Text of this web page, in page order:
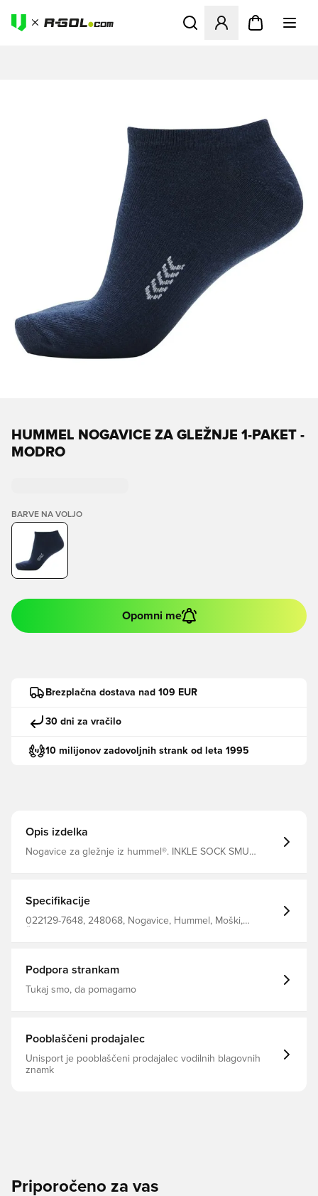
Odpre Modal za prijavo ali
HUMMEL NOGAVICE ZA GLEŽNJE 1-PAKET -
MODRO
BARVE NA VOLJO
Opomni me
Brezplačna dostava nad 109 EUR
30 dni za vračilo
10 milijonov zadovoljnih strank od leta 1995
Opis izdelka
Nogavice za gležnje iz hummel®. INKLE SOCK SMU
Specifikacije
022129-7648, 248068, Nogavice, Hummel, Moški,
Podpora strankam
Tukaj smo, da pomagamo
Pooblaščeni prodajalec
Unisport je pooblaščeni prodajalec vodilnih blagovnih
znamk
Priporočeno za vas